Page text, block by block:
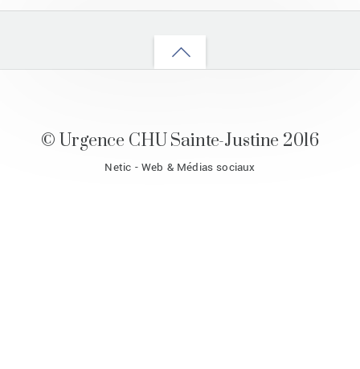
Back
© Urgence CHU Sainte-Justine 2016
Netic - Web & Médias sociaux